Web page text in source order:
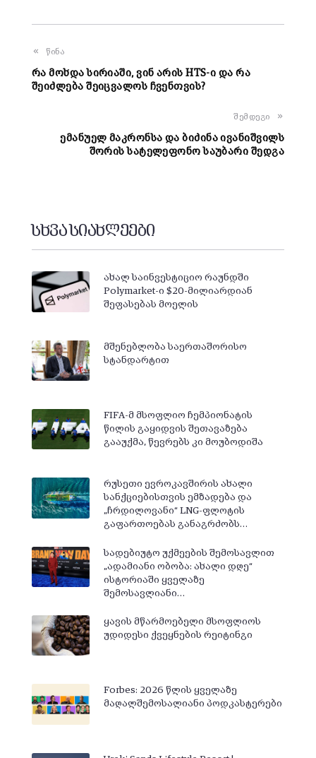
წინა
რა მოხდა სირიაში, ვინ არის HTS-ი და რა
შეიძლება შეიცვალოს ჩვენთვის?
შემდეგი
ემანუელ მაკრონსა და ბიძინა ივანიშვილს
შორის სატელეფონო საუბარი შედგა
სხვა სიახლეები
ახალ საინვესტიციო რაუნდში
Polymarket-ი $20-მილიარდიან
შეფასებას მოელის
მშენებლობა საერთაშორისო
სტანდარტით
FIFA-მ მსოფლიო ჩემპიონატის
წილის გაყიდვის შეთავაზება
გააუქმა, წევრებს კი მოუბოდიშა
რუსეთი ევროკავშირის ახალი
სანქციებისთვის ემზადება და
„ჩრდილოვანი“ LNG-ფლოტის
გაფართოებას განაგრძობს…
სადებიუტო უქმეების შემოსავლით
„ადამიანი ობობა: ახალი დღე“
ისტორიაში ყველაზე
შემოსავლიანი…
ყავის მწარმოებელი მსოფლიოს
უდიდესი ქვეყნების რეიტინგი
Forbes: 2026 წლის ყველაზე
მაღალშემოსალიანი პოდკასტერები